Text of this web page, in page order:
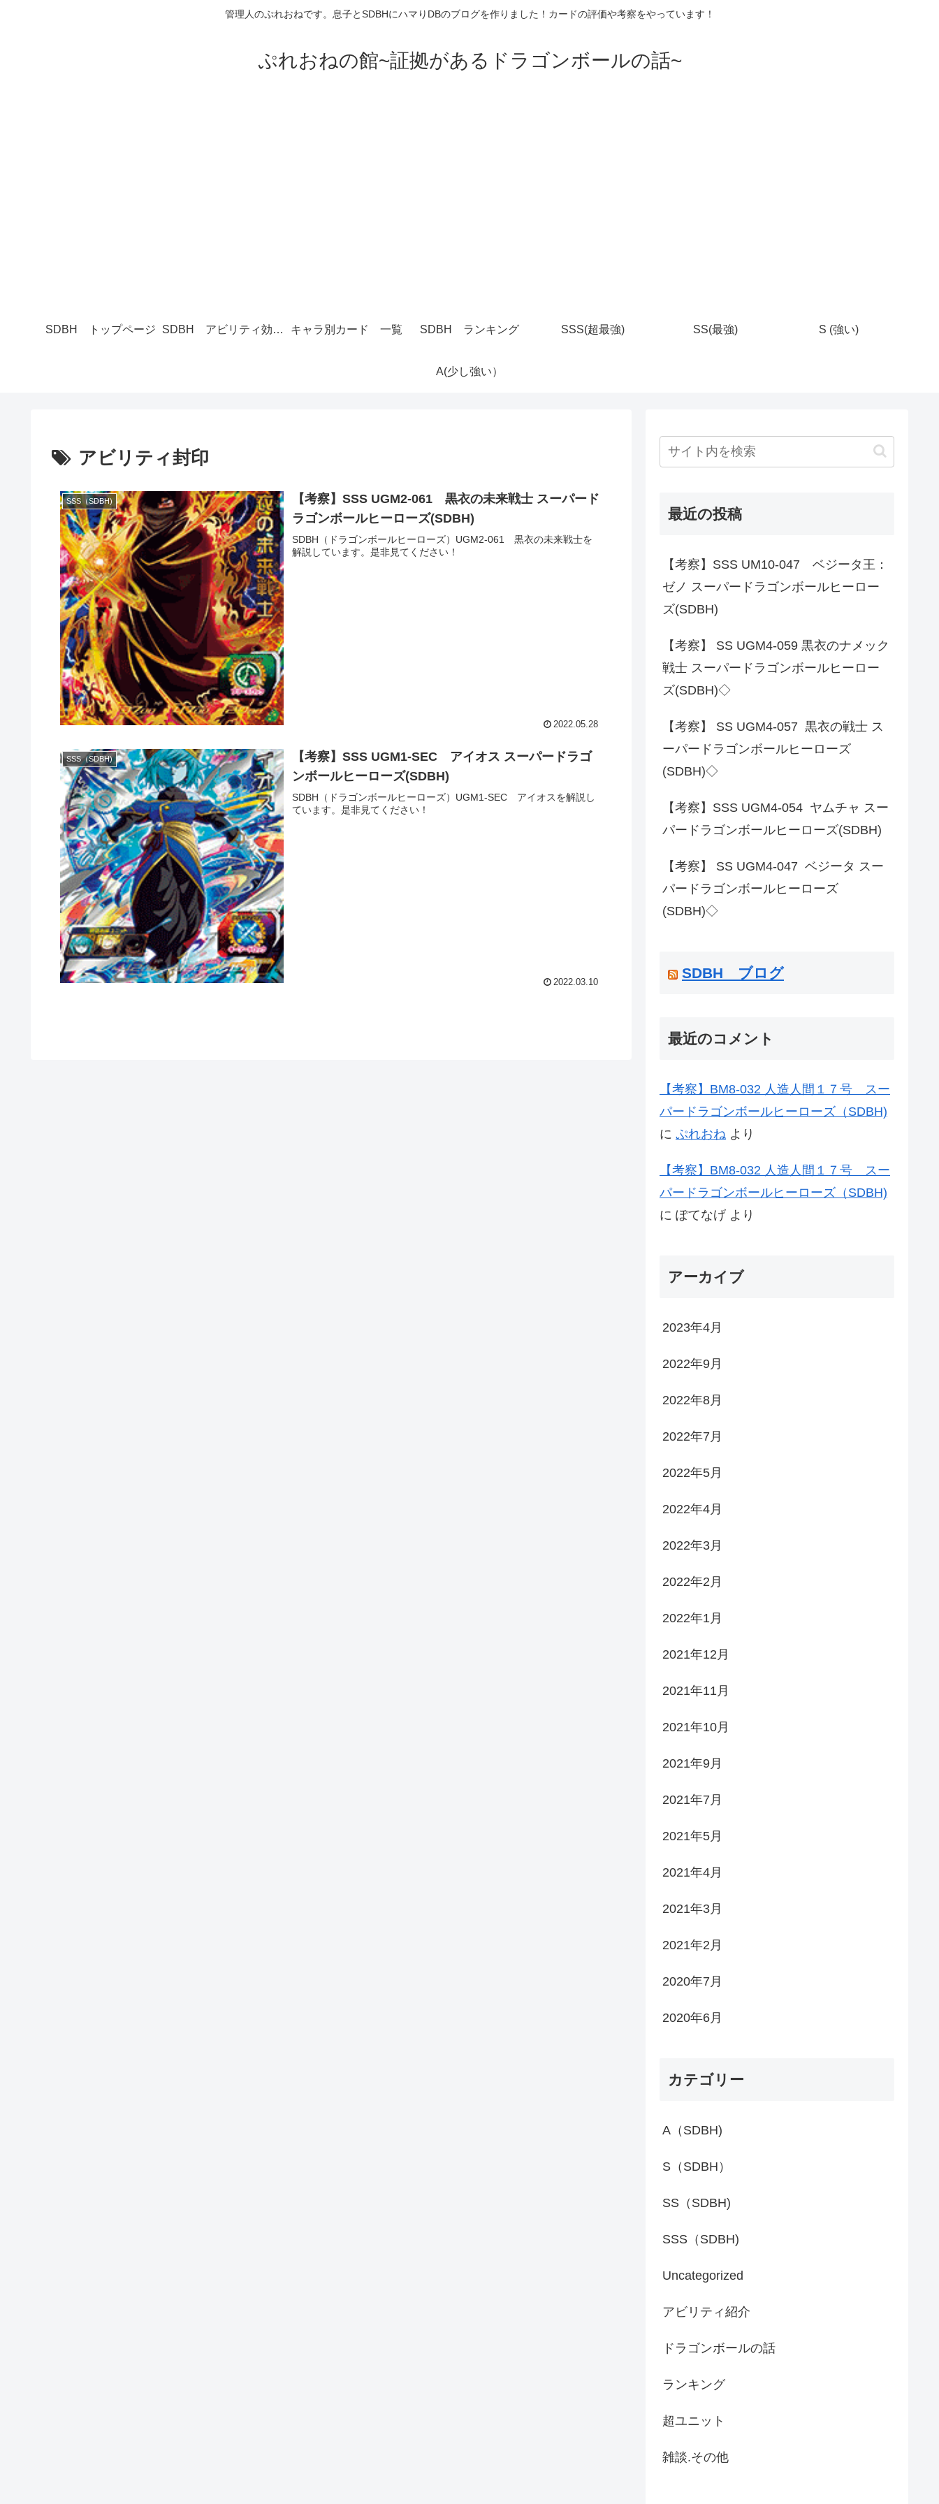
管理人のぷれおねです。息子とSDBHにハマりDBのブログを作りました！カードの評価や考察をやっています！
ぷれおねの館~証拠があるドラゴンボールの話~
SDBH トップページ SDBH アビリティ効果一覧 キャラ別カード 一覧 SDBH ランキング SSS(超最強) SS(最強) S (強い)
A(少し強い）
アビリティ封印
SSS（SDBH)
【考察】SSS UGM2-061 黒衣の未来戦士 スーパード
ラゴンボールヒーローズ(SDBH)
SDBH（ドラゴンボールヒーローズ）UGM2-061 黒衣の未来戦士を
解説しています。是非見てください！
2022.05.28
SSS（SDBH)
【考察】SSS UGM1-SEC アイオス スーパードラゴ
ンボールヒーローズ(SDBH)
SDBH（ドラゴンボールヒーローズ）UGM1-SEC アイオスを解説し
ています。是非見てください！
2022.03.10
最近の投稿
【考察】SSS UM10-047 ベジータ王：
ゼノ スーパードラゴンボールヒーロー
ズ(SDBH)
【考察】 SS UGM4-059 黒衣のナメック
戦士 スーパードラゴンボールヒーロー
ズ(SDBH)◇
【考察】 SS UGM4-057 黒衣の戦士 ス
ーパードラゴンボールヒーローズ
(SDBH)◇
【考察】SSS UGM4-054 ヤムチャ スー
パードラゴンボールヒーローズ(SDBH)
【考察】 SS UGM4-047 ベジータ スー
パードラゴンボールヒーローズ
(SDBH)◇
SDBH ブログ
最近のコメント
【考察】BM8-032 人造人間１７号 スー
パードラゴンボールヒーローズ（SDBH)
に ぷれおね より
【考察】BM8-032 人造人間１７号 スー
パードラゴンボールヒーローズ（SDBH)
に ぽてなげ より
アーカイブ
2023年4月
2022年9月
2022年8月
2022年7月
2022年5月
2022年4月
2022年3月
2022年2月
2022年1月
2021年12月
2021年11月
2021年10月
2021年9月
2021年7月
2021年5月
2021年4月
2021年3月
2021年2月
2020年7月
2020年6月
カテゴリー
A（SDBH)
S（SDBH）
SS（SDBH)
SSS（SDBH)
Uncategorized
アビリティ紹介
ドラゴンボールの話
ランキング
超ユニット
雑談.その他